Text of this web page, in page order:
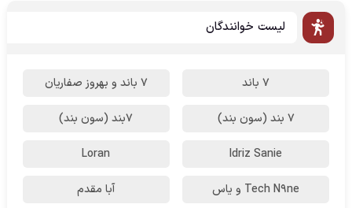
لیست خوانندگان
7 باند 7 باند و بهروز صفاریان
7 بند (سون بند) ۷بند (سون بند)
Idriz Sanie
Loran
Tech N9ne و یاس آبا مقدم